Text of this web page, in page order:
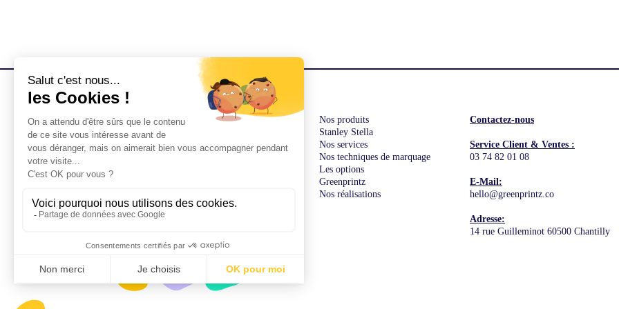
Green Printz vous propose des
vêtements et objets personnalisables et
produits sourcés parmi des fabricants
Nos produits
Stanley Stella
Nos services
Nos techniques de marquage
Les options
Greenprintz
Nos réalisations
Contactez-nous
Service Client & Ventes :
03 74 82 01 08
E-Mail:
hello@greenprintz.co
Adresse:
14 rue Guilleminot 60500 Chantilly